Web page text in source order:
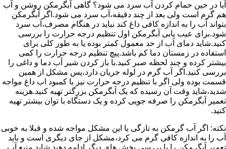
آیا در حین حمام کردن آب سرد می شود؟ گاهی آبگرمکن روشن و آب
هم گرم است ولی بعد از چند دقیقه،آب سرد می شود.اگر آبگرمکن
بتواند آب را به اندازه کافی داغ کند نباید در هنگام مصرف،آب سرد
شود.برای عیب یابی آبگرمکن اول تنظیم درجه حرارت را بررسی
کنید.شاید دمای آب از حد معمول کمتر بوده یا به طور کلی برای
استفاده در زمستان دما کم باشد.پیچ تنظیم درجه حرارت را کمی
بیشتر کرده و چند لحظه صبر کنید.با باز کردن شیر آب دما و داغی را
بررسی کنید.اگر آب گرم در لوله جریان دارد،پس مشکل از همین
قسمت بوده ولی اگر با تنظیم درجه حرارت نیز با کمبود اب داغ مواجه
شدید،شاید وقت آن رسیده که یک آبگرمکن بزرگتر تهیه کنید.هزینه
تعمیر آبگرمکن را صرفه جویی کرده و یک دستگاه با توان بیشتر تهیه
کنید.
نکته: اگر آب گرمکن به تازگی با این مشکل مواجه شده و قبلا به خوبی
آب را به اندازه کافی گرم می کرد،مشکل از جای دیگری است و باید